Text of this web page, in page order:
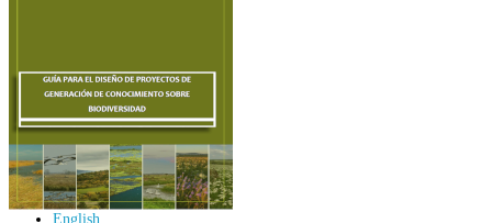
English